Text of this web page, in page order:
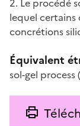
lequel certains
concrétions
Équivalent
sol-gel process